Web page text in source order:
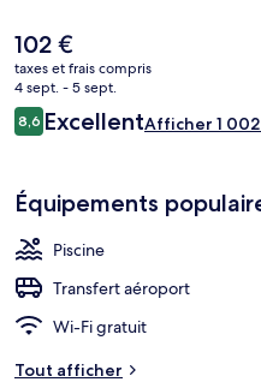
du visage et des soins de
Restaurant, l'un des 5
internationale et est ouvert pour
dîner. Ce complexe touristique
bord de piscine, une salle de
Les autres voyageurs adorent le
Le
prix
actuel
est
de
102 €
taxes et frais compris
4 sept. - 5 sept.
Avis
voyageurs
8,68,6 sur 10
ExcellentAfficher 1 002
Équipements
Piscine
Transfert aéroport
Wi-Fi gratuit
Tout afficher